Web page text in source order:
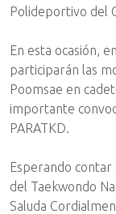
Polideportivo del
En esta ocasión,
participarán las
Poomsae en
importante
PARATKD.
Esperando
del Taekwondo
Saluda